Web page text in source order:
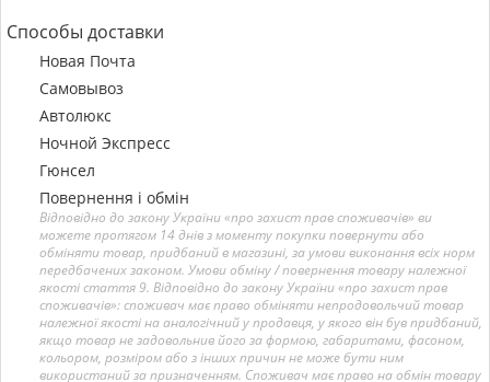
Способы доставки
Новая Почта
Самовывоз
Автолюкс
Ночной Экспресс
Гюнсел
Повернення і обмін
Відповідно до закону України «про захист прав споживачів» ви
можете протягом 14 днів з моменту покупки повернути або
обміняти товар, придбаний в магазині, за умови виконання всіх норм
передбачених законом. Умови обміну / повернення товару належної
якості стаття 9. Відповідно до закону України «про захист прав
споживачів»: споживач має право обміняти непродовольчий товар
належної якості на аналогічний у продавця, у якого він був придбаний,
якщо товар не задовольнив його за формою, габаритами, фасоном,
кольором, розміром або з інших причин не може бути ним
використаний за призначенням. Споживач має право на обмін товару